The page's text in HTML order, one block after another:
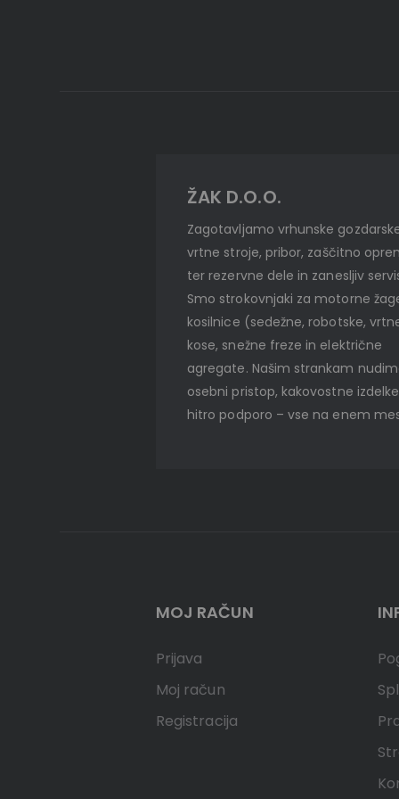
ŽAK D.O.O.
Zagotavljamo vrhunske
vrtne stroje, pribor, zaščitno
ter rezervne dele in zanesljiv
Smo strokovnjaki za motorne
kosilnice (sedežne, robotske,
kose, snežne freze in električne
agregate. Našim strankam
osebni pristop, kakovostne
hitro podporo – vse na enem
MOJ RAČUN
Prijava
Moj račun
Registracija